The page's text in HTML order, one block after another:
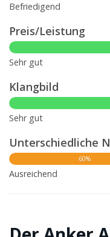
Befriedigend
Preis/Leistung
Sehr gut
Klangbild
Sehr gut
Unterschiedliche
60%
Ausreichend